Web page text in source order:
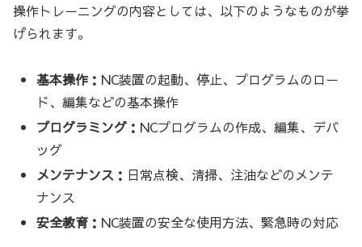
操作トレーニングの内容としては、以下のようなものが挙
げられます。
基本操作： NC装置の起動、停止、プログラムのロー
ド、編集などの基本操作
プログラミング： NCプログラムの作成、編集、デバ
ッグ
メンテナンス： 日常点検、清掃、注油などのメンテ
ナンス
安全教育： NC装置の安全な使用方法、緊急時の対応